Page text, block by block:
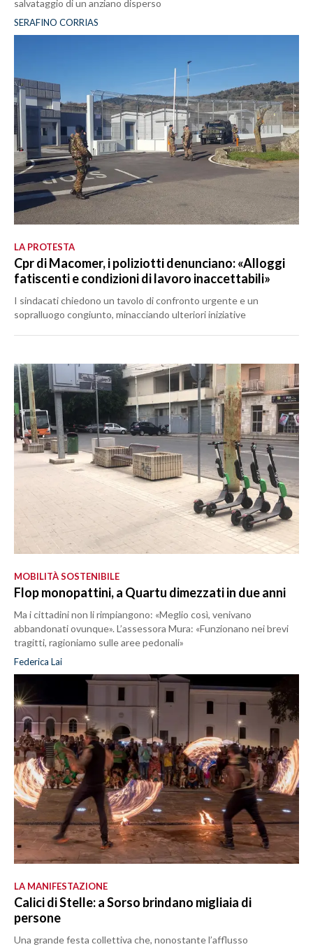
salvataggio di un anziano disperso
SERAFINO CORRIAS
LA PROTESTA
Cpr di Macomer, i poliziotti denunciano: «Alloggi
fatiscenti e condizioni di lavoro inaccettabili»
I sindacati chiedono un tavolo di confronto urgente e un
sopralluogo congiunto, minacciando ulteriori iniziative
MOBILITÀ SOSTENIBILE
Flop monopattini, a Quartu dimezzati in due anni
Ma i cittadini non li rimpiangono: «Meglio così, venivano
abbandonati ovunque». L’assessora Mura: «Funzionano nei brevi
tragitti, ragioniamo sulle aree pedonali»
Federica Lai
LA MANIFESTAZIONE
Calici di Stelle: a Sorso brindano migliaia di
persone
Una grande festa collettiva che, nonostante l’afflusso